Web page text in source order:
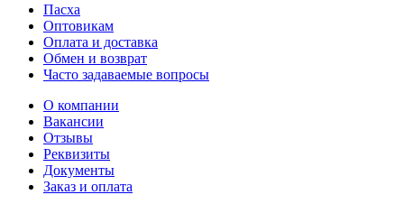
Пасха
Оптовикам
Оплата и доставка
Обмен и возврат
Часто задаваемые вопросы
О компании
Вакансии
Отзывы
Реквизиты
Документы
Заказ и оплата